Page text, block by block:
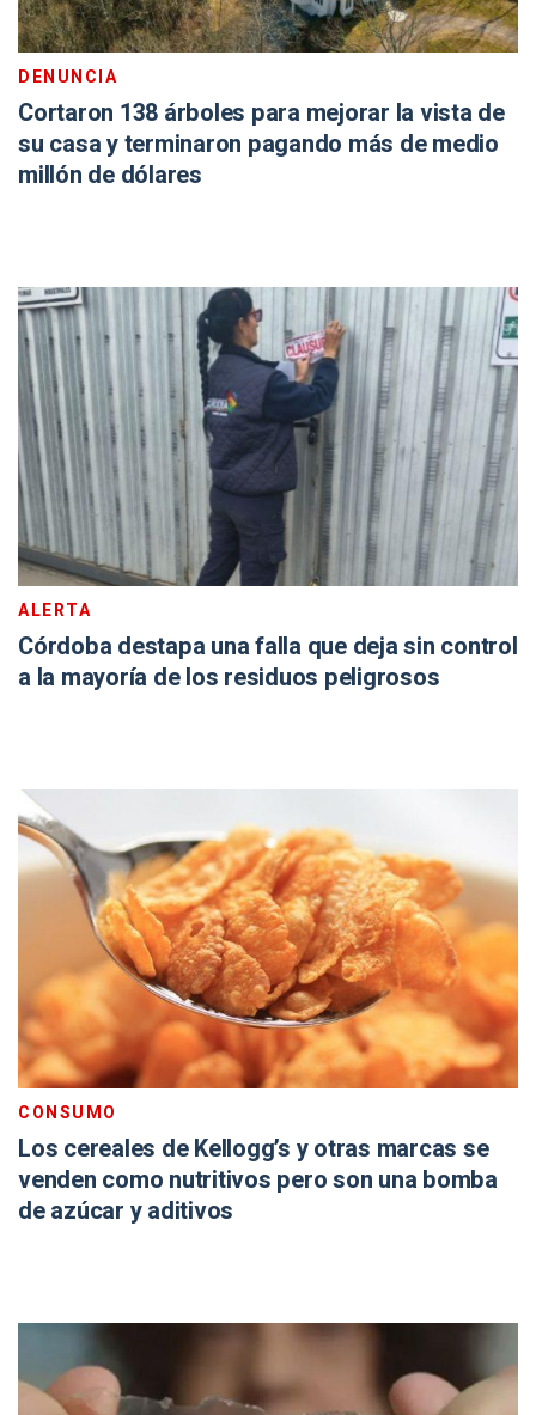
DENUNCIA
Cortaron 138 árboles para mejorar la vista de
su casa y terminaron pagando más de medio
millón de dólares
ALERTA
Córdoba destapa una falla que deja sin control
a la mayoría de los residuos peligrosos
CONSUMO
Los cereales de Kellogg’s y otras marcas se
venden como nutritivos pero son una bomba
de azúcar y aditivos